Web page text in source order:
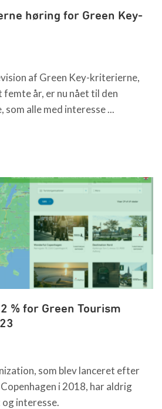
høring for Green Key-
af Green Key-kriterierne,
år, er nu nået til den
alle med interesse ...
% for Green Tourism
som blev lanceret efter
i 2018, har aldrig
interesse.